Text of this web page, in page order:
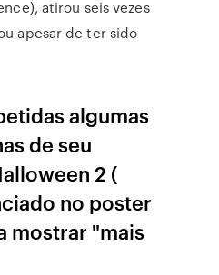
atirou seis vezes
apesar de ter sido
algumas
de seu
2 (
no poster
mostrar "mais